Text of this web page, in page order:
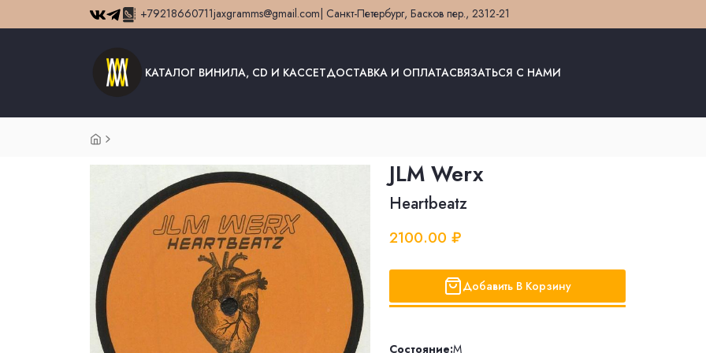
+79218660711jaxgramms@gmail.com | Санкт-Петербург, Басков пер., 2312-21
КАТАЛОГ ВИНИЛА, CD И КАССЕТДОСТАВКА И ОПЛАТАСВЯЗАТЬСЯ С НАМИ
JLM Werx
Heartbeatz
2100.00 ₽
Добавить В Корзину
Состояние:M